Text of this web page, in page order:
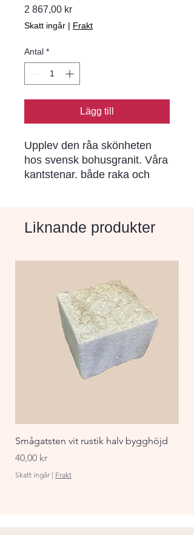
2 867,00 krPris
Skatt ingår | Frakt
Antal *
Lägg till
Upplev den råa skönheten
hos svensk bohusgranit. Våra
kantstenar. både raka och
trädgård eller uteplats.
Liknande produkter
Smågatsten vit rustik halv bygghöjd
Pris
40,00 kr
Skatt ingår | Frakt
Pris